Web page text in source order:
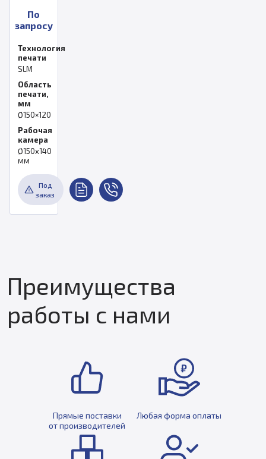
По
запросу
Технология
печати
SLM
Область
печати,
мм
Ø150×120
Рабочая
камера
Ø150x140
мм
Под
заказ
Преимущества
работы с нами
Прямые поставки
от производителей
Любая форма оплаты